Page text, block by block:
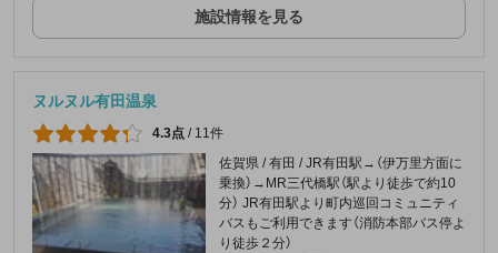
施設情報を見る
ヌルヌル有田温泉
4.3点 / 11件
佐賀県 / 有田 / JR有田駅→（伊万里方面に
乗換）→MR三代橋駅（駅より徒歩で約10
分） JR有田駅より町内巡回コミュニティ
バスもご利用できます（消防本部バス停よ
り徒歩２分）